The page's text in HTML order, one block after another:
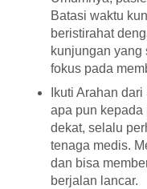
Batasi waktu
beristirahat
kunjungan yang
fokus pada
Ikuti Arahan
apa pun kepada
dekat, selalu
tenaga medis.
dan bisa
berjalan lancar.